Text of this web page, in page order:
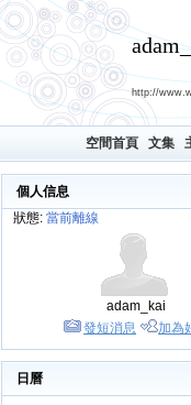
http://
空間首頁 文集
個人信息
狀態: 當前離線
adam_kai
發短消息
加為
日曆